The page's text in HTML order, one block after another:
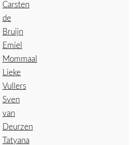
Carsten
de
Bruijn
Emiel
Mommaal
Lieke
Vullers
Sven
van
Deurzen
Tatyana